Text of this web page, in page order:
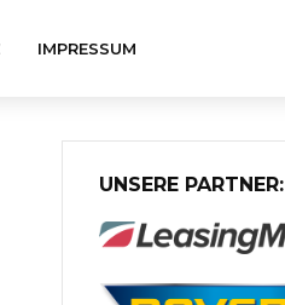
IMPRESSUM
UNSERE PARTNER: